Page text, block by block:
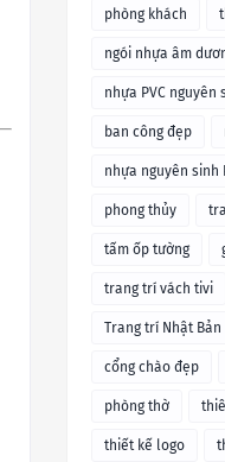
phòng khách
ngói nhựa âm
nhựa PVC nguyên
ban công đẹp
nhựa nguyên sinh
phong thủy
tấm ốp tường
trang trí vách tivi
Trang trí Nhật Bản
cổng chào đẹp
phòng thờ
thiết kế logo